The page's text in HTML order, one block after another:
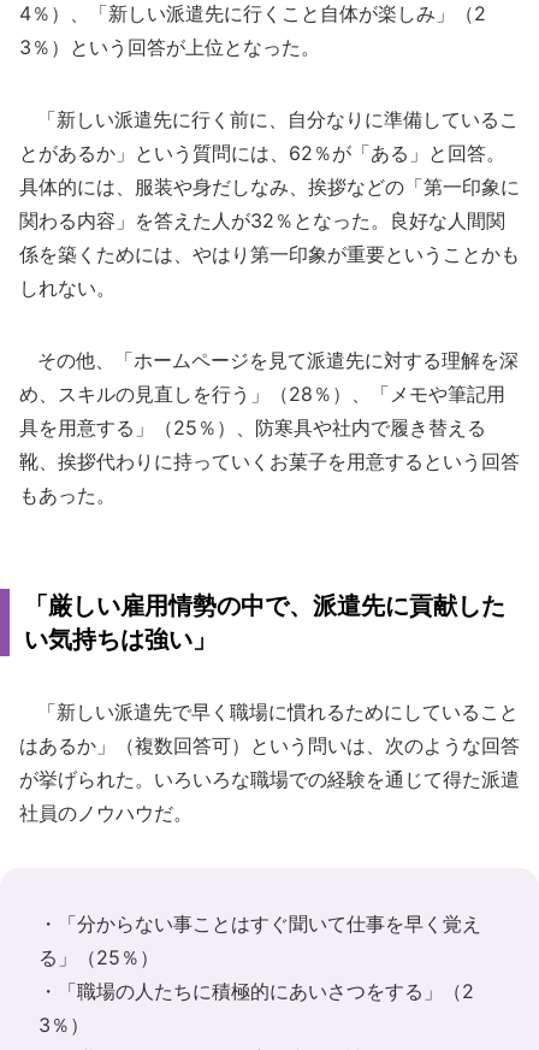
4％）、「新しい派遣先に行くこと自体が楽しみ」（2
3％）という回答が上位となった。
「新しい派遣先に行く前に、自分なりに準備しているこ
とがあるか」という質問には、62％が「ある」と回答。
具体的には、服装や身だしなみ、挨拶などの「第一印象に
関わる内容」を答えた人が32％となった。良好な人間関
係を築くためには、やはり第一印象が重要ということかも
しれない。
その他、「ホームページを見て派遣先に対する理解を深
め、スキルの見直しを行う」（28％）、「メモや筆記用
具を用意する」（25％）、防寒具や社内で履き替える
靴、挨拶代わりに持っていくお菓子を用意するという回答
もあった。
「厳しい雇用情勢の中で、派遣先に貢献した
い気持ちは強い」
「新しい派遣先で早く職場に慣れるためにしていること
はあるか」（複数回答可）という問いは、次のような回答
が挙げられた。いろいろな職場での経験を通じて得た派遣
社員のノウハウだ。
・「分からない事ことはすぐ聞いて仕事を早く覚え
る」（25％）
・「職場の人たちに積極的にあいさつをする」（2
3％）